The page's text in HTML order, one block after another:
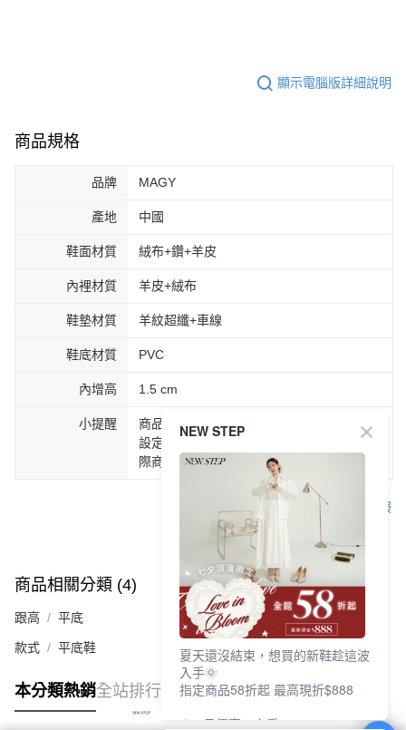
顯示電腦版詳細說明
商品規格
品牌 MAGY
產地 中國
鞋面材質 絨布+鑽+羊皮
內裡材質 羊皮+絨布
鞋墊材質 羊紋超纖+車線
鞋底材質 PVC
內增高 1.5 cm
小提醒
商品圖片顏色會因拍攝燈光環境或個人螢幕
設定不同，而造成部份色差現象，顏色以實
際商品為主。
客服
商品相關分類 (4) 查看全部
跟高 平底
款式 平底鞋
本分類熱銷全站排行
NEW STEP
夏天還沒結束，想買的新鞋趁這波
入手🌞
指定商品58折起 最高現折$888
🎉 8月優惠一次看